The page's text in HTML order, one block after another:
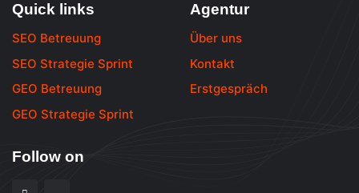
Quick links
SEO Betreuung
SEO Strategie Sprint
GEO Betreuung
GEO Strategie Sprint
Agentur
Über uns
Kontakt
Erstgespräch
Follow on